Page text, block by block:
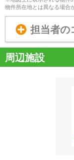
物件所在地とは異なる場合
担当者の
周辺施設